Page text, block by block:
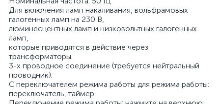
Для включения ламп накаливания, вольфрамовых
галогенных ламп на 230 В,
люминесцентных ламп и низковольтных галогенных
ламп,
которые приводятся в действие через
трансформаторы.
3-х проводное соединение (требуется нейтральный
проводник).
С переключателем режима работы для режима работы:
переключатель, таймер.